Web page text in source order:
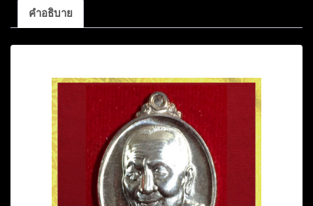
ทรัพย์
ลาภ๘๐หลัง
หมายเลข๘๕ปี2555
คำอธิบาย